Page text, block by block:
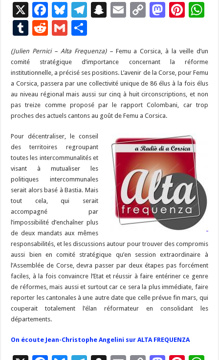
X
F
ac
e
b
o
o
k
Bl
u
es
ky
T
gr
a
m
S
p
c
h
at
E
l
C
y
Li
n
k
M
d
o
n
Pi
es
t
p
p
T
u
m
bl
r
R
e
d
di
t
G
m
ai
l
ta
g
er
(Julien Pernici – Alta Frequenza) – Femu a Corsica, à la veille d’un
comité stratégique d’importance concernant la réforme
institutionnelle, a précisé ses positions. L’avenir de la Corse, pour Femu
a Corsica, passera par une collectivité unique de 86 élus à la fois élus
au niveau régional mais aussi sur cinq à huit circonscriptions, et non
pas treize comme proposé par le rapport Colombani, car trop
proches des actuels cantons au goût de Femu a Corsica.
Pour décentraliser, le conseil
des territoires regroupant
toutes les intercommunalités et
visant à mutualiser les
politiques intercommunales
serait alors basé à Bastia. Mais
tout cela, qui serait
accompagné par
l’impossibilité d’enchaîner plus
de deux mandats aux mêmes
responsabilités, et les discussions autour pour trouver des compromis
aussi bien en comité stratégique qu’en session extraordinaire à
l’Assemblée de Corse, devra passer par deux étapes pas forcément
faciles, à la fois convaincre l’Etat et réussir à faire entériner ce genre
de réformes, mais aussi et surtout car ce sera la plus immédiate, faire
reporter les cantonales à une autre date que celle prévue fin mars, qui
couperait totalement l’élan réformateur en consolidant les
départements.
On écoute Jean-Christophe Angelini sur ALTA FREQUENZA